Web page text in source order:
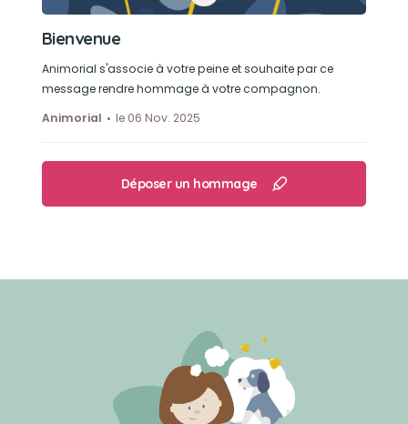
Bienvenue
Animorial s'associe à votre peine et souhaite par ce
message rendre hommage à votre compagnon.
Animorial
le 06 Nov. 2025
Déposer un hommage